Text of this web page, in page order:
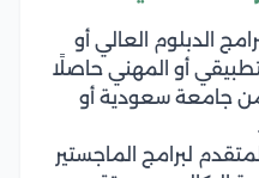
الدبلوم العالي أو
أو المهني حاصلًا
جامعة سعودية أو
لبرامج الماجستير